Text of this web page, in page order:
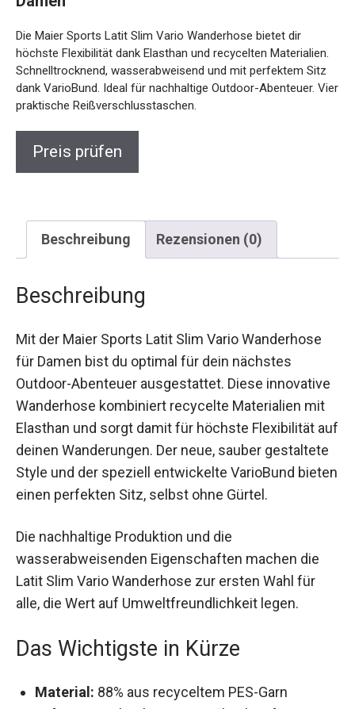
höchste Flexibilität dank Elasthan und recycelten
Materialien. Schnelltrocknend, wasserabweisend und mit
perfektem Sitz dank VarioBund. Ideal für nachhaltige
Outdoor-Abenteuer. Vier praktische Reißverschlusstaschen.
Beschreibung Rezensionen (0)
Beschreibung
für Damen bist du optimal für dein nächstes
Outdoor-Abenteuer ausgestattet. Diese
innovative Wanderhose kombiniert recycelte
Materialien mit Elasthan und sorgt damit für
höchste Flexibilität auf deinen Wanderungen. Der
neue, sauber gestaltete Style und der speziell
entwickelte VarioBund bieten einen perfekten
Sitz, selbst ohne Gürtel.
Die nachhaltige Produktion und die
wasserabweisenden Eigenschaften machen die
Latit Slim Vario Wanderhose zur ersten Wahl für
alle, die Wert auf Umweltfreundlichkeit legen.
Das Wichtigste in Kürze
Material: 88% aus recyceltem PES-Garn